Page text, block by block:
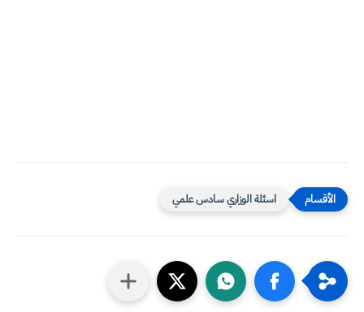
اسئلة الوزاري سادس علمي